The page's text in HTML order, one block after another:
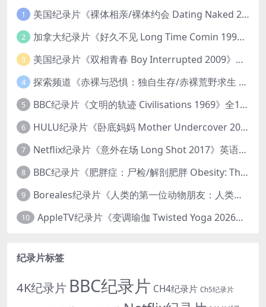
1 美国纪录片《裸体相亲/裸体约会 Dating Naked 2014-2016》第1-3季全33集 英语中英双字 无水印纯净版 1080P/MKV/85.6G 裸体相亲真人秀
2 加拿大纪录片《好久不见 Long Time Comin 1993》英语中英双字 官方纯净版 1080P/MKV/1G 女同性艺术家
3 美国纪录片《双相青春 Boy Interrupted 2009》英语中英双字 官方纯净版 1080P/MKV/1.43G 青少年躁郁症
4 探索频道《赤裸与恐惧：独自生存/赤裸荒野求生 Naked and Afraid: Solo 2023》第一季全8集 英语中英双字 官方纯净版 高码1080P/MKV/45.4G
5 BBC纪录片《文明的轨迹 Civilisations 1969》全13集 英语中英双字 高清收藏版 1080P/MKV/64.1G 西方艺术史话
6 HULU纪录片《卧底妈妈 Mother Undercover 2023》全4集 英语中英双字 官方纯净版 1080P/MKV/7.6G 拯救孩子
7 Netflix纪录片《意外在场 Long Shot 2017》英语中字 720P/NKV/1.06GB 美国谋杀误判案件
8 BBC纪录片《肥胖症：尸检/解剖肥胖 Obesity: The Post Mortem 2016》英语中英双字 无水印纯净版 1080P/MKV/1.03G
9 Boreales纪录片《人类的第一位动物朋友：人类和狗的神奇故事 Man’s First Friend 2018》英语中英双字 1080P/MP4/1.8G 狗的神奇故事
10 AppleTV纪录片《变调瑜伽 Twisted Yoga 2026》全3集 英语中英双字 无水印纯净版 1080P/MKV/10G 瑜伽大师背后的真相
纪录片标签
4K纪录片 BBC纪录片 CH4纪录片 Ch5纪录片